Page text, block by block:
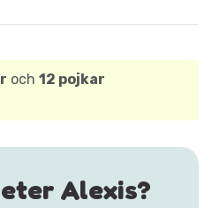
och 12 pojkar
Alexis?